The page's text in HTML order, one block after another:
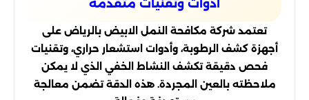
أدوات وتقنيات متقدمة
تعتمد شركة مكافحة النمل الابيض بالرياض على
أجهزة كشف الرطوبة، وأدوات استشعار حراري، وتقنيات
فحص دقيقة تكشف النشاط الخفي الذي لا يمكن
ملاحظته بالعين المجردة. هذه الدقة تضمن معالجة